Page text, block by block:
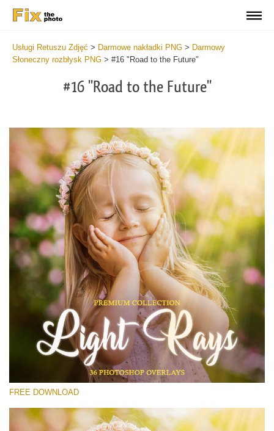
Usługi Retuszu Zdjęć > Darmowe nakładki PNG > Darmowy
Słoneczny rozbłysk PNG > #16 "Road to the Future"
#16 "Road to the Future"
Proszę wybrać
Free Photoshop Overlay #16
Small 800*533px
Light Rays
(36 Overlays)
Light Sparkling
FREE DOWNLOAD